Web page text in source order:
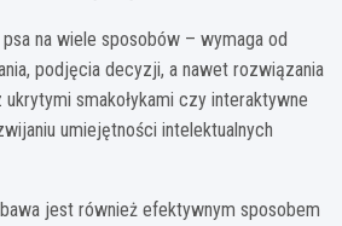
psa na wiele sposobów – wymaga od
podjęcia decyzji, a nawet rozwiązania
smakołykami czy interaktywne
umiejętności intelektualnych
jest również efektywnym sposobem